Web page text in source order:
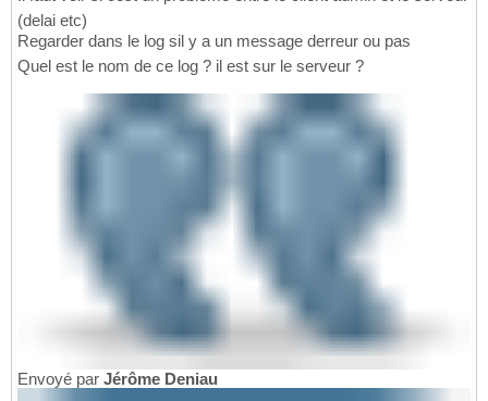
(delai etc)
Regarder dans le log sil y a un message derreur ou pas
Quel est le nom de ce log ? il est sur le serveur ?
Envoyé par Jérôme Deniau